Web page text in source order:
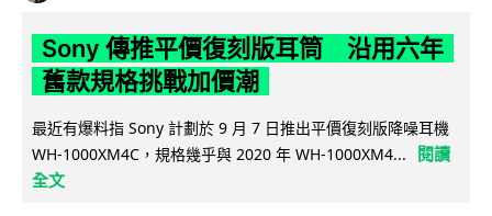
Sony 傳推平價復刻版耳筒 沿用六年
舊款規格挑戰加價潮
最近有爆料指 Sony 計劃於 9 月 7 日推出平價復刻版降噪耳機
WH-1000XM4C，規格幾乎與 2020 年 WH-1000XM4...
閱讀
全文